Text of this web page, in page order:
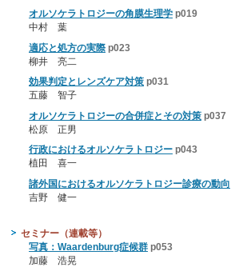
オルソケラトロジーの角膜生理学 p019
中村 葉
適応と処方の実際 p023
柳井 亮二
効果判定とレンズケア対策 p031
五藤 智子
オルソケラトロジーの合併症とその対策 p037
松原 正男
行政におけるオルソケラトロジー p043
植田 喜一
諸外国におけるオルソケラトロジー診療の動向
吉野 健一
セミナー（連載等）
写真：Waardenburg症候群 p053
加藤 浩晃